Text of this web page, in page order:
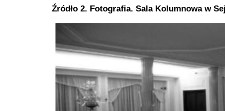
Źródło 2. Fotografia. Sala Kolumnowa w